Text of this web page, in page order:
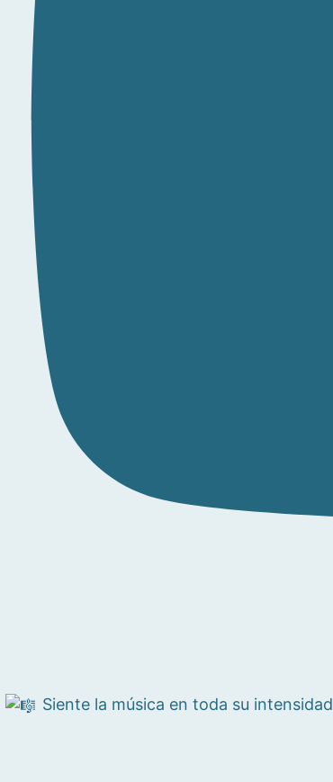
Siente la música en toda su intensidad